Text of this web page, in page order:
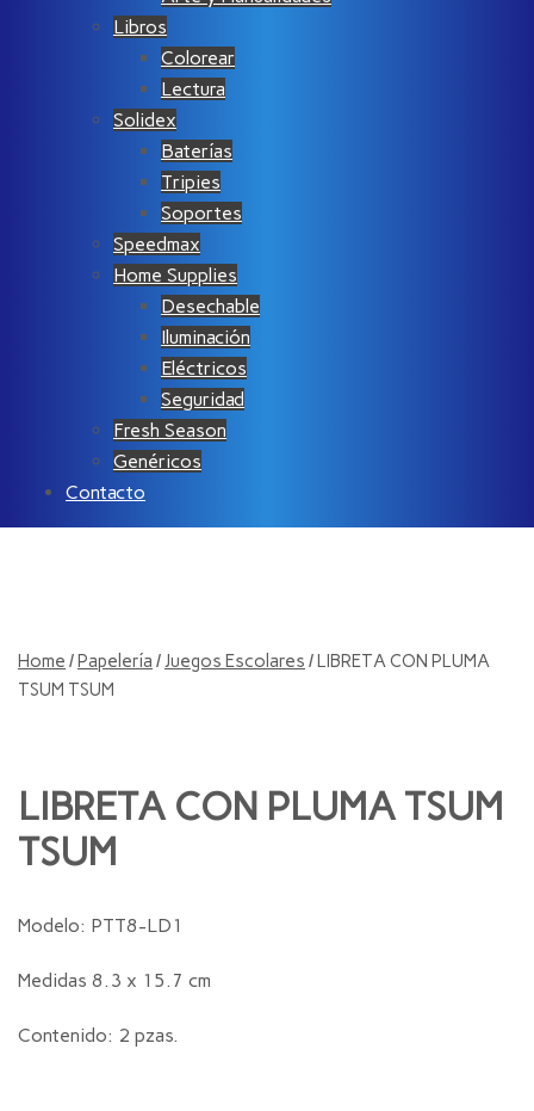
Libros
Colorear
Lectura
Solidex
Baterías
Tripies
Soportes
Speedmax
Home Supplies
Desechable
Iluminación
Eléctricos
Seguridad
Fresh Season
Genéricos
Contacto
Home /Papelería /Juegos Escolares / LIBRETA CON PLUMA
TSUM TSUM
LIBRETA CON PLUMA TSUM
TSUM
Modelo: PTT8-LD1
Medidas 8.3 x 15.7 cm
Contenido: 2 pzas.